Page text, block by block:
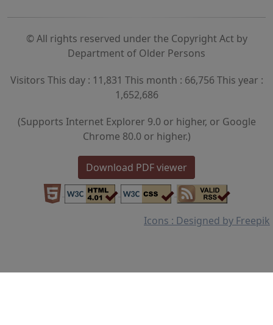
© All rights reserved under the Copyright Act by
Department of Older Persons
Visitors This day : 11,831 This month : 66,756 This year :
1,652,686
(Supports Internet Explorer 9.0 or higher, or Google
Chrome 80.0 or higher.)
Download PDF viewer
Icons : Designed by Freepik